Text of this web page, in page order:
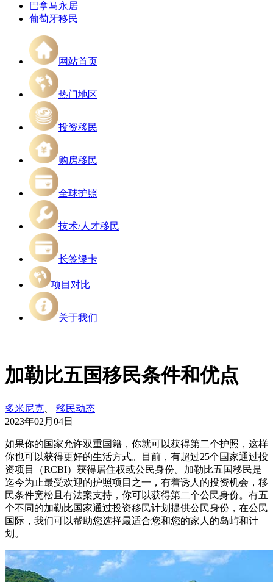
巴拿马永居
葡萄牙移民
网站首页
热门地区
投资移民
购房移民
全球护照
技术/人才移民
长签绿卡
项目对比
关于我们
加勒比五国移民条件和优点
多米尼克
移民动态
2023年02月04日
如果你的国家允许双重国籍，你就可以获得第二个护照，这样
你也可以获得更好的生活方式。目前，有超过25个国家通过投
资项目（RCBI）获得居住权或公民身份。加勒比五国移民是
迄今为止最受欢迎的护照项目之一，有着诱人的投资机会，移
民条件宽松且有法案支持，你可以获得第二个公民身份。有五
个不同的加勒比国家通过投资移民计划提供公民身份，在公民
国际，我们可以帮助您选择最适合您和您的家人的岛屿和计
划。